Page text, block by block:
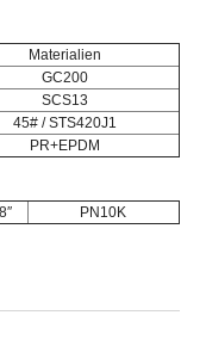
Materialien
GC200
SCS13
45# / STS420J1
PR+EPDM
PN10K